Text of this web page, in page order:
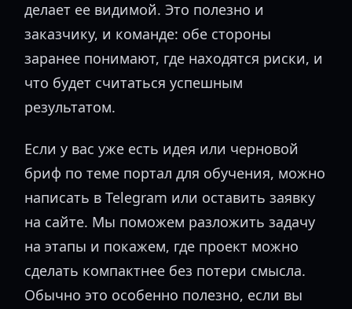
делает ее видимой. Это полезно и
заказчику, и команде: обе стороны
заранее понимают, где находятся риски, и
что будет считаться успешным
результатом.
Если у вас уже есть идея или черновой
бриф по теме портал для обучения, можно
написать в Telegram или оставить заявку
на сайте. Мы поможем разложить задачу
на этапы и покажем, где проект можно
сделать компактнее без потери смысла.
Обычно это особенно полезно, если вы